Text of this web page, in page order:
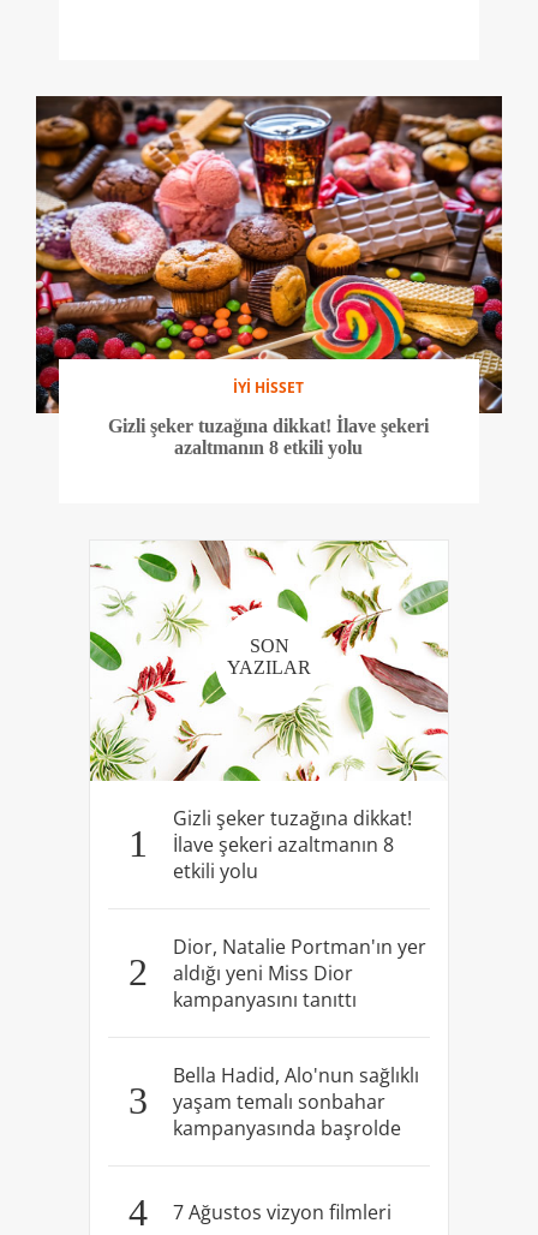
İYİ HİSSET
Gizli şeker tuzağına dikkat! İlave şekeri
azaltmanın 8 etkili yolu
SON
YAZILAR
1
Gizli şeker tuzağına dikkat!
İlave şekeri azaltmanın 8
etkili yolu
2
Dior, Natalie Portman'ın yer
aldığı yeni Miss Dior
kampanyasını tanıttı
3
Bella Hadid, Alo'nun sağlıklı
yaşam temalı sonbahar
kampanyasında başrolde
4 7 Ağustos vizyon filmleri